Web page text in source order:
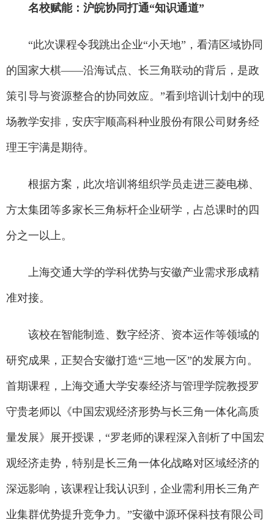
名校赋能：沪皖协同打通“知识通道”
“此次课程令我跳出企业“小天地”，看清区域协同
的国家大棋——沿海试点、长三角联动的背后，是政
策引导与资源整合的协同效应。”看到培训计划中的现
场教学安排，安庆宇顺高科种业股份有限公司财务经
理王宇满是期待。
根据方案，此次培训将组织学员走进三菱电梯、
方太集团等多家长三角标杆企业研学，占总课时的四
分之一以上。
上海交通大学的学科优势与安徽产业需求形成精
准对接。
该校在智能制造、数字经济、资本运作等领域的
研究成果，正契合安徽打造“三地一区”的发展方向。
首期课程，上海交通大学安泰经济与管理学院教授罗
守贵老师以《中国宏观经济形势与长三角一体化高质
量发展》展开授课，“罗老师的课程深入剖析了中国宏
观经济走势，特别是长三角一体化战略对区域经济的
深远影响，该课程让我认识到，企业需利用长三角产
业集群优势提升竞争力。”安徽中源环保科技有限公司